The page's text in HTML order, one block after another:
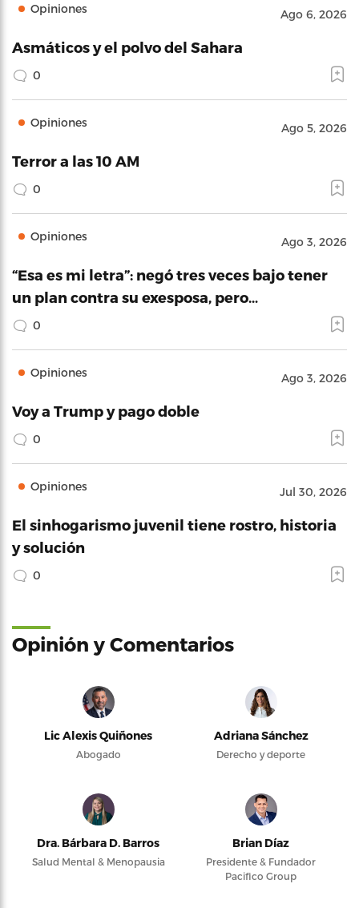
Opiniones Ago 6, 2026
Asmáticos y el polvo del Sahara
0
Opiniones Ago 5, 2026
Terror a las 10 AM
0
Opiniones Ago 3, 2026
“Esa es mi letra”: negó tres veces bajo tener
un plan contra su exesposa, pero…
0
Opiniones Ago 3, 2026
Voy a Trump y pago doble
0
Opiniones Jul 30, 2026
El sinhogarismo juvenil tiene rostro, historia
y solución
0
Opinión y Comentarios
Lic Alexis Quiñones
Abogado
Adriana Sánchez
Derecho y deporte
Dra. Bárbara D. Barros
Salud Mental & Menopausia
Brian Díaz
Presidente & Fundador
Pacifico Group